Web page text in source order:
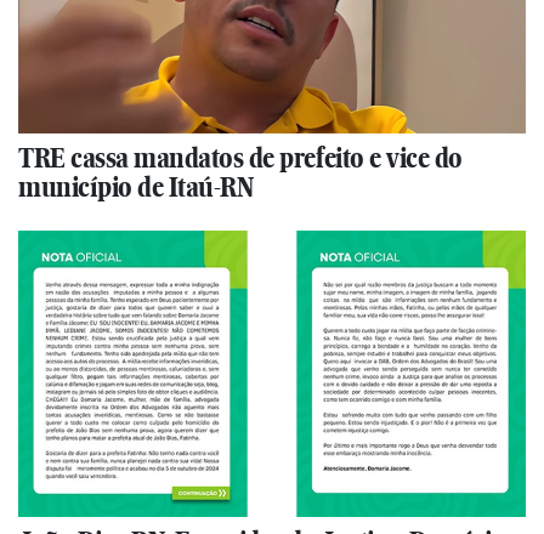
TRE cassa mandatos de prefeito e vice do
município de Itaú-RN